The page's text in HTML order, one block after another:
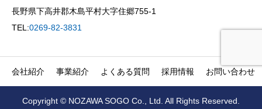
長野県下高井郡木島平村大字住郷755-1
TEL:0269-82-3831
会社紹介 事業紹介 よくある質問 採用情報 お問い合わせ
Copyright © NOZAWA SOGO Co., Ltd. All Rights Reserved.